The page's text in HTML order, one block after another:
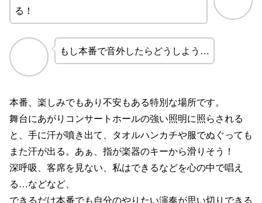
る！
もし本番で音外したらどうしよう…
本番、楽しみでもあり不安もある特別な場所です。
舞台にあがりコンサートホールの強い照明に照らされる
と、手に汗が噴き出て、タオルハンカチや服でぬぐっても
また汗が出る。あぁ、指が楽器のキーから滑りそう！
深呼吸、客席を見ない、私はできるなどを心の中で唱え
る…などなど、
できるだけ本番でも自分のやりたい演奏が思い切りできる